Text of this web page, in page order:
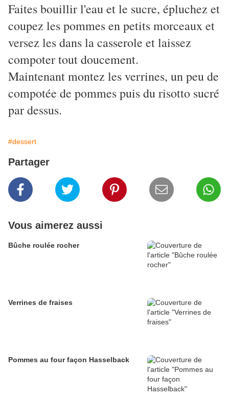
Faites bouillir l'eau et le sucre, épluchez et
coupez les pommes en petits morceaux et
versez les dans la casserole et laissez
compoter tout doucement.
Maintenant montez les verrines, un peu de
compotée de pommes puis du risotto sucré
par dessus.
#dessert
Partager
Vous aimerez aussi
Bûche roulée rocher
Verrines de fraises
Pommes au four façon Hasselback